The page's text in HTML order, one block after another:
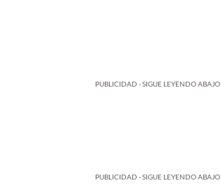
PUBLICIDAD - SIGUE LEYENDO ABAJO
PUBLICIDAD - SIGUE LEYENDO ABAJO